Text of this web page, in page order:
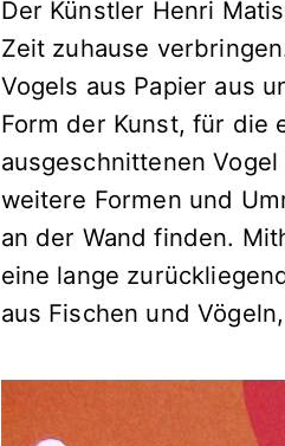
Der Künstler Henri
Zeit zuhause
Vogels aus Papier aus
Form der Kunst, für die
ausgeschnittenen
weitere Formen und
an der Wand finden.
eine lange
aus Fischen und